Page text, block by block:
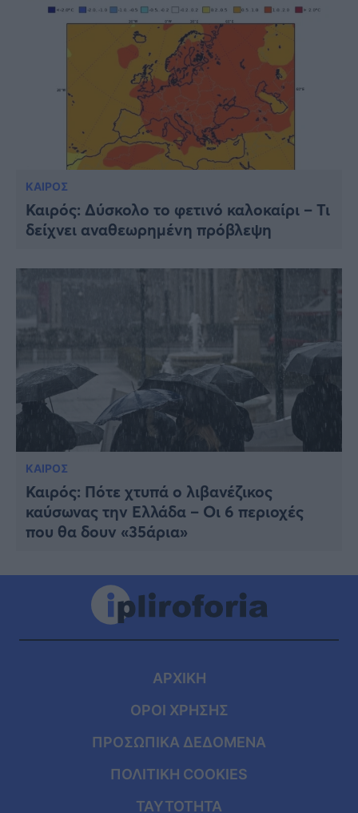
ΚΑΙΡΟΣ
Καιρός: Δύσκολο το φετινό καλοκαίρι – Τι
δείχνει αναθεωρημένη πρόβλεψη
ΚΑΙΡΟΣ
Καιρός: Πότε χτυπά ο λιβανέζικος
καύσωνας την Ελλάδα – Οι 6 περιοχές
που θα δουν «35άρια»
ΑΡΧΙΚΗ
ΟΡΟΙ ΧΡΗΣΗΣ
ΠΡΟΣΩΠΙΚΑ ΔΕΔΟΜΕΝΑ
ΠΟΛΙΤΙΚΗ COOKIES
ΤΑΥΤΟΤΗΤΑ